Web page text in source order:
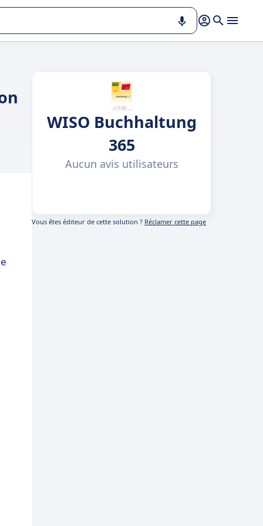
WISO Buchhaltung
365
Aucun avis utilisateurs
Vous êtes éditeur de cette solution ? Réclamer cette page